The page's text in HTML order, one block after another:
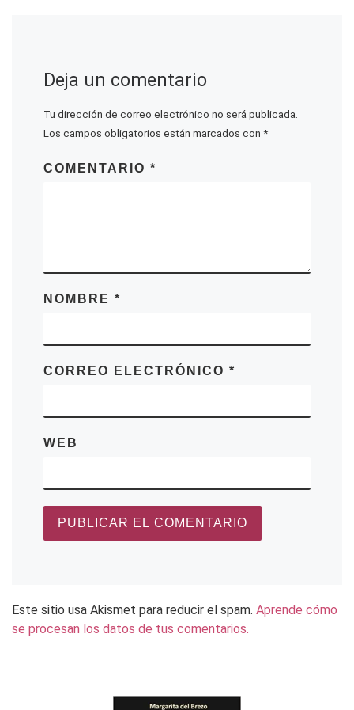
Deja un comentario
Tu dirección de correo electrónico no será publicada.
Los campos obligatorios están marcados con *
COMENTARIO *
NOMBRE *
CORREO ELECTRÓNICO *
WEB
Este sitio usa Akismet para reducir el spam. Aprende cómo
se procesan los datos de tus comentarios.